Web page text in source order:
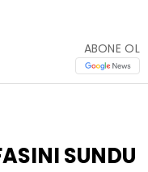
ABONE OL
SUNDU